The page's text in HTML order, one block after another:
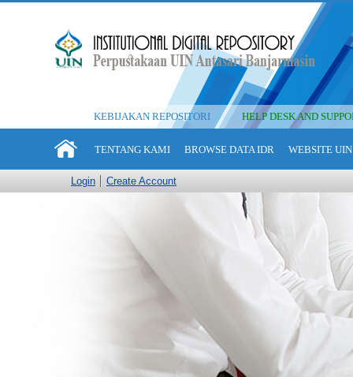
KEBIJAKAN REPOSITORI HELP DESK AND
TENTANG KAMI BROWSE DATA IDR WEBSITE
Login Create Account